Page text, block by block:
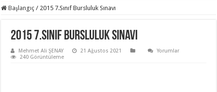
Başlangıç / 2015 7.Sınıf Bursluluk Sınavı
2015 7.Sınıf Bursluluk Sınavı
Mehmet Ali ŞENAY 21 Ağustos 2021
Yorumlar
240 Görüntüleme